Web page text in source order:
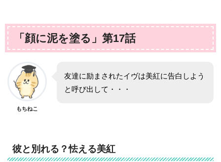
「顔に泥を塗る」第17話
もちねこ
友達に励まされたイヴは美紅に告白しよう
と呼び出して・・・
彼と別れる？怯える美紅